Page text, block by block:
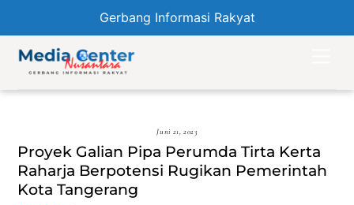
Gerbang Informasi Rakyat
content
Juni 21, 2023
Proyek Galian Pipa Perumda Tirta Kerta
Raharja Berpotensi Rugikan Pemerintah
Kota Tangerang